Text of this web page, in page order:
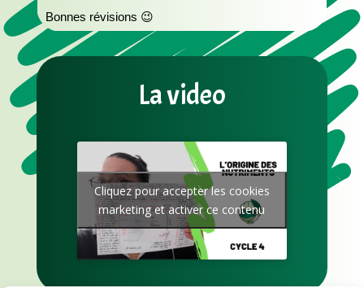
Bonnes révisions 😉
La video
Cliquez pour accepter les cookies
marketing et activer ce contenu